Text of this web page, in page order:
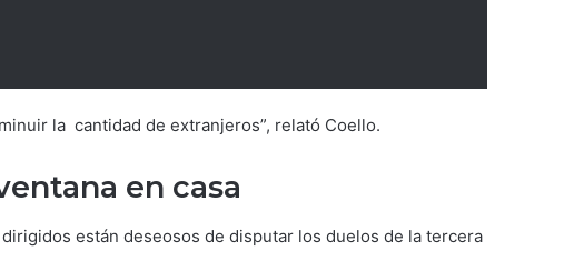
la cantidad de extranjeros”, relató Coello.
en casa
están deseosos de disputar los duelos de la tercera